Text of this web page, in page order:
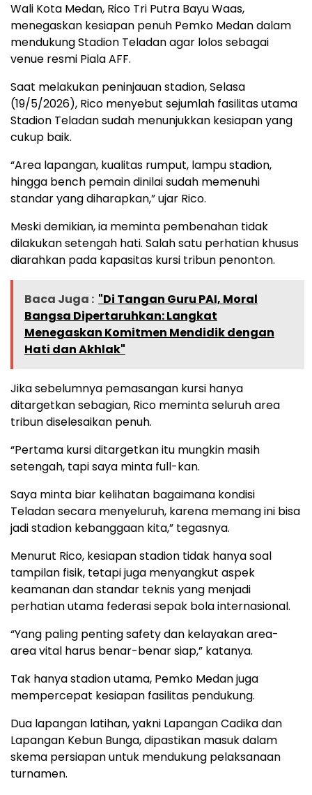
Wali Kota Medan, Rico Tri Putra Bayu Waas,
menegaskan kesiapan penuh Pemko Medan dalam
mendukung Stadion Teladan agar lolos sebagai
venue resmi Piala AFF.
Saat melakukan peninjauan stadion, Selasa
(19/5/2026), Rico menyebut sejumlah fasilitas utama
Stadion Teladan sudah menunjukkan kesiapan yang
cukup baik.
“Area lapangan, kualitas rumput, lampu stadion,
hingga bench pemain dinilai sudah memenuhi
standar yang diharapkan,” ujar Rico.
Meski demikian, ia meminta pembenahan tidak
dilakukan setengah hati. Salah satu perhatian khusus
diarahkan pada kapasitas kursi tribun penonton.
Baca Juga : "Di Tangan Guru PAI, Moral
Bangsa Dipertaruhkan: Langkat
Menegaskan Komitmen Mendidik dengan
Hati dan Akhlak"
Jika sebelumnya pemasangan kursi hanya
ditargetkan sebagian, Rico meminta seluruh area
tribun diselesaikan penuh.
“Pertama kursi ditargetkan itu mungkin masih
setengah, tapi saya minta full-kan.
Saya minta biar kelihatan bagaimana kondisi
Teladan secara menyeluruh, karena memang ini bisa
jadi stadion kebanggaan kita,” tegasnya.
Menurut Rico, kesiapan stadion tidak hanya soal
tampilan fisik, tetapi juga menyangkut aspek
keamanan dan standar teknis yang menjadi
perhatian utama federasi sepak bola internasional.
“Yang paling penting safety dan kelayakan area-
area vital harus benar-benar siap,” katanya.
Tak hanya stadion utama, Pemko Medan juga
mempercepat kesiapan fasilitas pendukung.
Dua lapangan latihan, yakni Lapangan Cadika dan
Lapangan Kebun Bunga, dipastikan masuk dalam
skema persiapan untuk mendukung pelaksanaan
turnamen.